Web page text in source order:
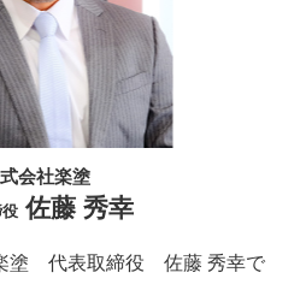
会社楽塗
佐藤 秀幸
塗 代表取締役 佐藤 秀幸で